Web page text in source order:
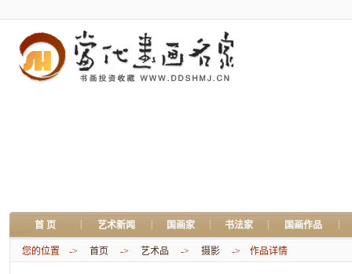
首 页 艺术新闻 国画家 书法家 国画作品
您的位置 -> 首页 -> 艺术品 -> 摄影 -> 作品详情